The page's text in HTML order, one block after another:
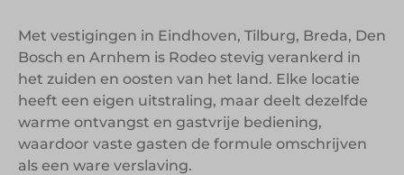
Met vestigingen in Eindhoven, Tilburg, Breda, Den
Bosch en Arnhem is Rodeo stevig verankerd in
het zuiden en oosten van het land. Elke locatie
heeft een eigen uitstraling, maar deelt dezelfde
warme ontvangst en gastvrije bediening,
waardoor vaste gasten de formule omschrijven
als een ware verslaving.